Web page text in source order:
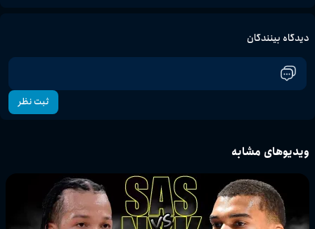
دیدگاه بینندگان
ثبت نظر
ویدیوهای مشابه